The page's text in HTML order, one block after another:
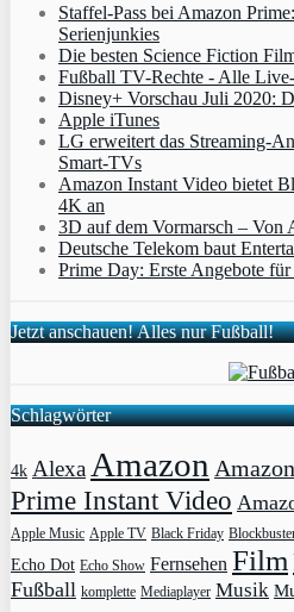
Staffel-Pass bei Amazon
Serienjunkies
Die besten Science Fiction
Fußball TV-Rechte - Alle
Disney+ Vorschau Juli 2020:
Apple iTunes
LG erweitert das Streaming-
Smart-TVs
Amazon Instant Video bietet
4K an
3D auf dem Vormarsch – Von
Deutsche Telekom baut
Prime Day: Erste Angebote
Jetzt anschauen! Alles nur Fußball!
Schlagwörter
4k Alexa Amazon
Prime Instant Video
Apple Music Apple TV Black Friday
Echo Dot Echo Show Fernsehen Film
Fußball komplette Mediaplayer Musik